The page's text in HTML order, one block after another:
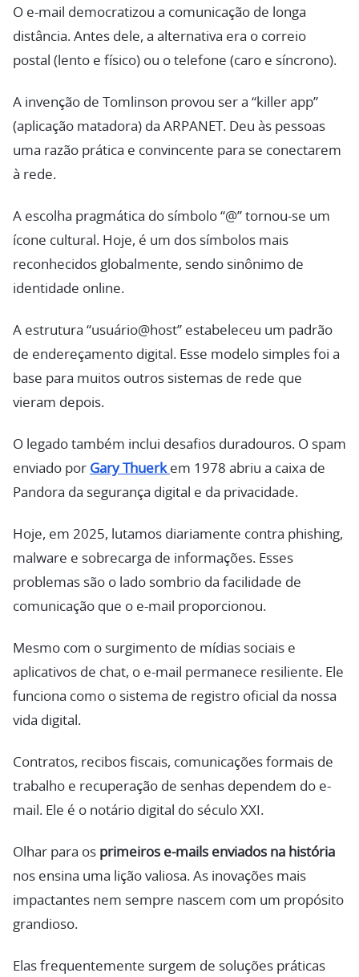
O e-mail democratizou a comunicação de longa
distância. Antes dele, a alternativa era o correio
postal (lento e físico) ou o telefone (caro e síncrono).
A invenção de Tomlinson provou ser a “killer app”
(aplicação matadora) da ARPANET. Deu às pessoas
uma razão prática e convincente para se conectarem
à rede.
A escolha pragmática do símbolo “@” tornou-se um
ícone cultural. Hoje, é um dos símbolos mais
reconhecidos globalmente, sendo sinônimo de
identidade online.
A estrutura “usuário@host” estabeleceu um padrão
de endereçamento digital. Esse modelo simples foi a
base para muitos outros sistemas de rede que
vieram depois.
O legado também inclui desafios duradouros. O spam
enviado por Gary Thuerk em 1978 abriu a caixa de
Pandora da segurança digital e da privacidade.
Hoje, em 2025, lutamos diariamente contra phishing,
malware e sobrecarga de informações. Esses
problemas são o lado sombrio da facilidade de
comunicação que o e-mail proporcionou.
Mesmo com o surgimento de mídias sociais e
aplicativos de chat, o e-mail permanece resiliente. Ele
funciona como o sistema de registro oficial da nossa
vida digital.
Contratos, recibos fiscais, comunicações formais de
trabalho e recuperação de senhas dependem do e-
mail. Ele é o notário digital do século XXI.
Olhar para os primeiros e-mails enviados na história
nos ensina uma lição valiosa. As inovações mais
impactantes nem sempre nascem com um propósito
grandioso.
Elas frequentemente surgem de soluções práticas